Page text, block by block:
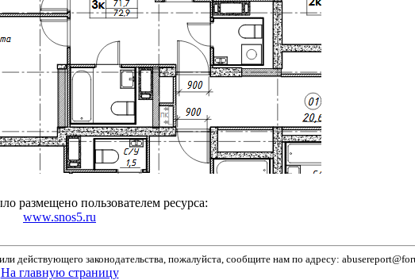
размещено пользователем ресурса:
www.snos5.ru
законодательства, пожалуйста, сообщите нам по адресу:
На главную страницу